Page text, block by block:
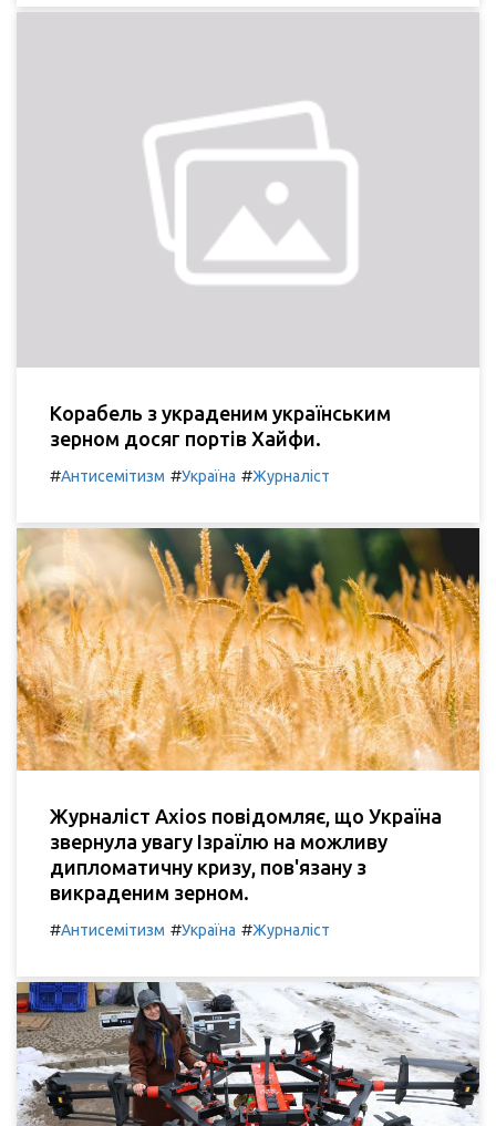
Корабель з украденим українським
зерном досяг портів Хайфи.
#Антисемітизм #Україна #Журналіст
Журналіст Axios повідомляє, що Україна
звернула увагу Ізраїлю на можливу
дипломатичну кризу, пов'язану з
викраденим зерном.
#Антисемітизм #Україна #Журналіст